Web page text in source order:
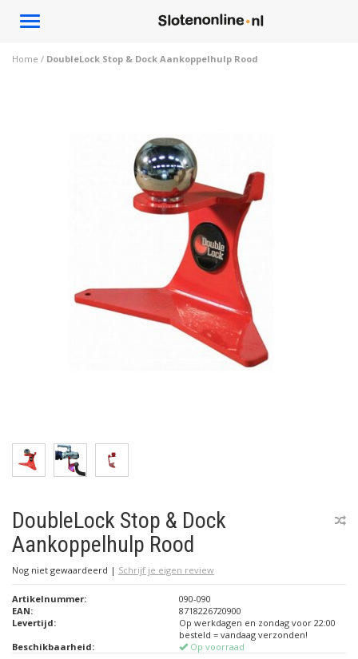
Toggle
Home / DoubleLock Stop & Dock Aankoppelhulp Rood
DoubleLock Stop & Dock
Aankoppelhulp Rood
Nog niet gewaardeerd | Schrijf je eigen review
Artikelnummer:
090-090
EAN:
8718226720900
Levertijd:
Op werkdagen en zondag voor 22:00
besteld = vandaag verzonden!
Beschikbaarheid:
Op voorraad